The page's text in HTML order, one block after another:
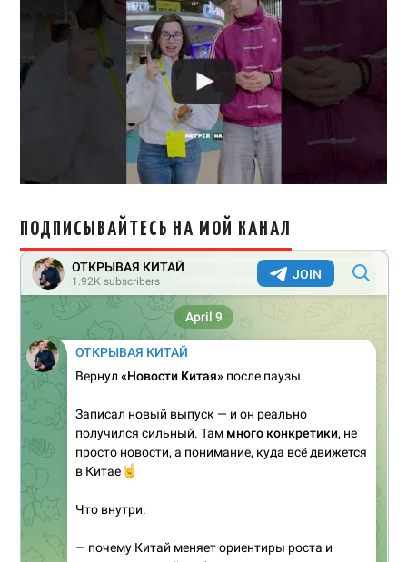
ПОДПИСЫВАЙТЕСЬ НА МОЙ КАНАЛ